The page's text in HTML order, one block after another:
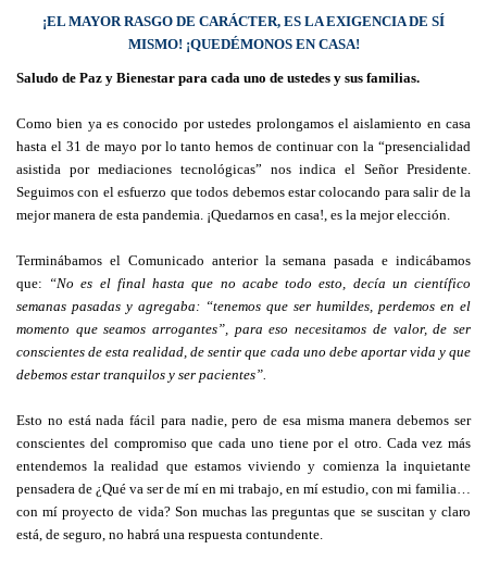
¡EL MAYOR RASGO DE CARÁCTER, ES LA EXIGENCIA DE SÍ
MISMO! ¡QUEDÉMONOS EN CASA!
Saludo de Paz y Bienestar para cada uno de ustedes y sus familias.
Como bien ya es conocido por ustedes prolongamos el aislamiento en casa
hasta el 31 de mayo por lo tanto hemos de continuar con la “presencialidad
asistida por mediaciones tecnológicas” nos indica el Señor Presidente.
Seguimos con el esfuerzo que todos debemos estar colocando para salir de la
mejor manera de esta pandemia. ¡Quedarnos en casa!, es la mejor elección.
Terminábamos el Comunicado anterior la semana pasada e indicábamos
que: “No es el final hasta que no acabe todo esto, decía un científico
semanas pasadas y agregaba: “tenemos que ser humildes, perdemos en el
momento que seamos arrogantes”, para eso necesitamos de valor, de ser
conscientes de esta realidad, de sentir que cada uno debe aportar vida y que
debemos estar tranquilos y ser pacientes”.
Esto no está nada fácil para nadie, pero de esa misma manera debemos ser
conscientes del compromiso que cada uno tiene por el otro. Cada vez más
entendemos la realidad que estamos viviendo y comienza la inquietante
pensadera de ¿Qué va ser de mí en mi trabajo, en mí estudio, con mi familia…
con mí proyecto de vida? Son muchas las preguntas que se suscitan y claro
está, de seguro, no habrá una respuesta contundente.